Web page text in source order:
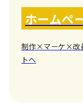
ホームペ
制作×マーケ×改
トへ